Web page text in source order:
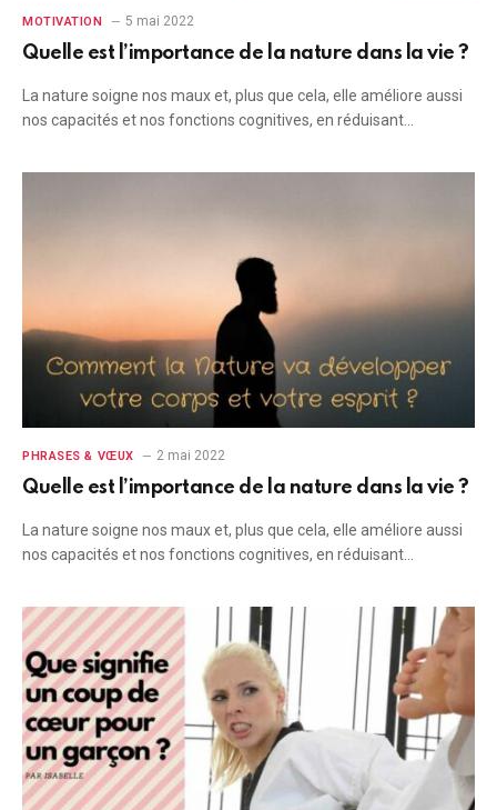
MOTIVATION 5 mai 2022
Quelle est l’importance de la nature dans la vie ?
La nature soigne nos maux et, plus que cela, elle améliore aussi
nos capacités et nos fonctions cognitives, en réduisant…
PHRASES & VŒUX 2 mai 2022
Quelle est l’importance de la nature dans la vie ?
La nature soigne nos maux et, plus que cela, elle améliore aussi
nos capacités et nos fonctions cognitives, en réduisant…